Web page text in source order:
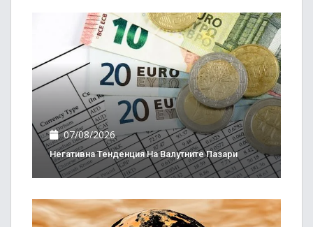
07/08/2026
Негативна Тенденция На Валутните Пазари